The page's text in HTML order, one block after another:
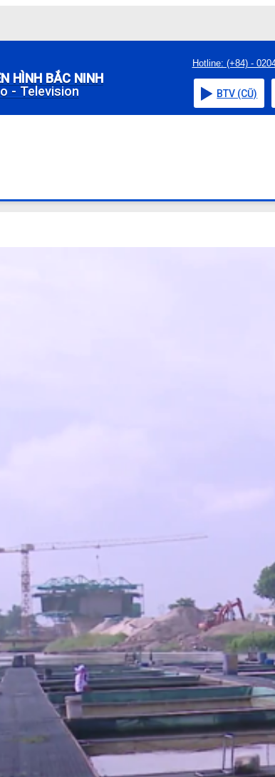
HÌNH BẮC NINH
- Television
Hotline: (+84) -
BTV (CŨ)